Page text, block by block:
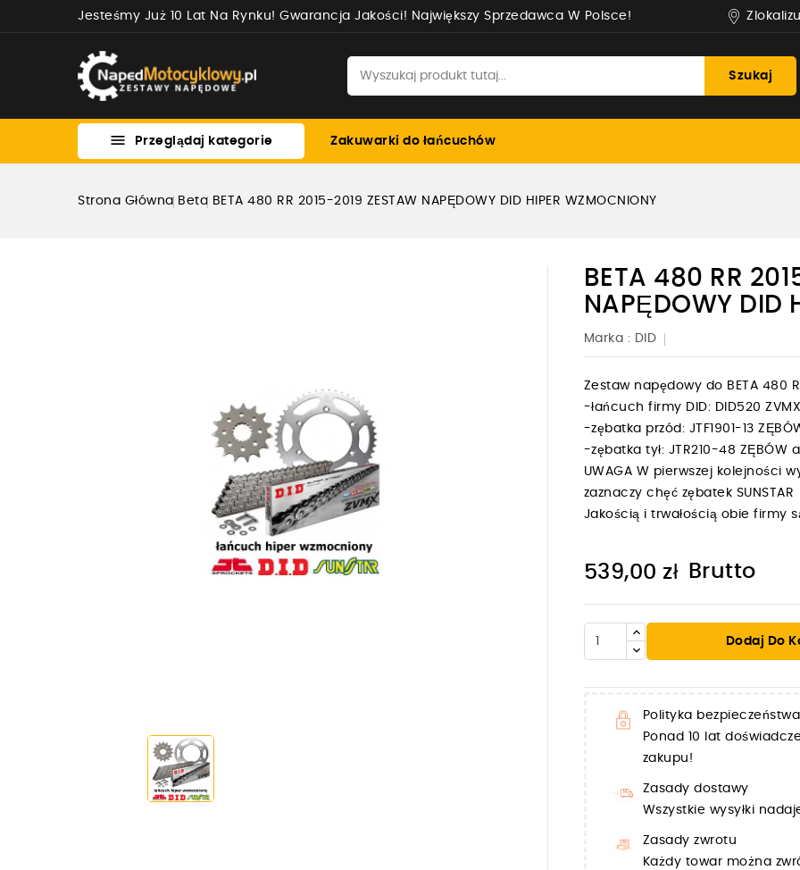
Jesteśmy Już 10 Lat Na Rynku! Gwarancja Jakości! Największy Sprzedawca W Polsce!
Szukaj
 Przeglądaj kategorie Zakuwarki do łańcuchów
Strona Główna Beta BETA 480 RR 2015-2019 ZESTAW NAPĘDOWY DID HIPER WZMOCNIONY
BETA 480 RR
NAPĘDOWY DID
Marka : DID
Zestaw napędowy do BETA 480
-łańcuch firmy DID: DID520 ZVMX
-zębatka przód: JTF1901-13
-zębatka tył: JTR210-48 ZĘBÓW
UWAGA W pierwszej kolejności
zaznaczy chęć zębatek SUNSTAR
Jakością i trwałością obie firmy
539,00 zł Brutto
Dodaj Do
Polityka bezpieczeństwa
Ponad 10 lat
zakupu!
Zasady dostawy
Wszystkie wysyłki
Zasady zwrotu
Każdy towar można